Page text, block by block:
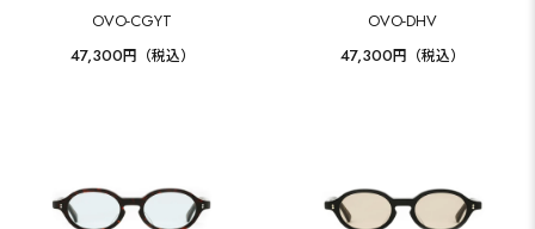
OVO-CGYT
47,300円（税込）
OVO-DHV
47,300円（税込）